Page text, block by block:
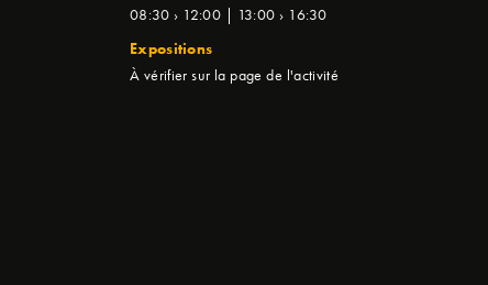
08:30 › 12:00 | 13:00 › 16:30
Expositions
À vérifier sur la page de l'activité